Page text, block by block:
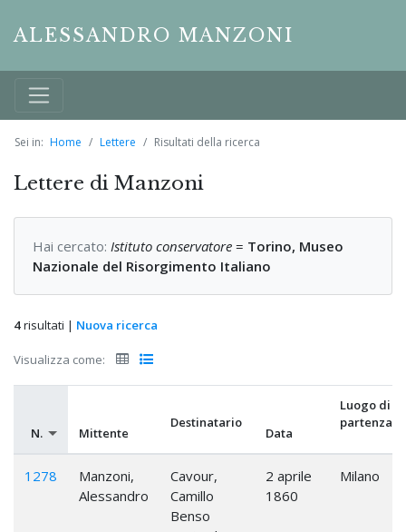
ALESSANDRO MANZONI
Sei in: Home Lettere Risultati della ricerca
Lettere di Manzoni
Hai cercato: Istituto conservatore = Torino, Museo
Nazionale del Risorgimento Italiano
4risultati | Nuova ricerca
Visualizza come:
N. Mittente
Destinatario
Data
Luogo di
partenza
1278
Manzoni,
Alessandro
Cavour,
Camillo
Benso
2 aprile
1860
Milano